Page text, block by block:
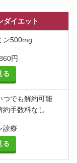
ダイエット
ン500mg
円
る
つでも解約可能
約手数料なし
診療
る